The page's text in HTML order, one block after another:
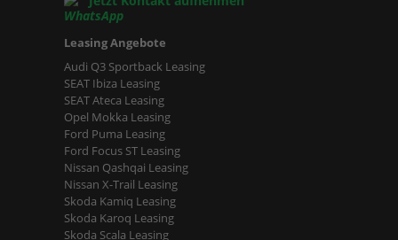
Leasing Angebote
Audi Q3 Sportback Leasing
SEAT Ibiza Leasing
SEAT Ateca Leasing
Opel Mokka Leasing
Ford Puma Leasing
Ford Focus ST Leasing
Nissan Qashqai Leasing
Nissan X-Trail Leasing
Skoda Kamiq Leasing
Skoda Karoq Leasing
Skoda Scala Leasing